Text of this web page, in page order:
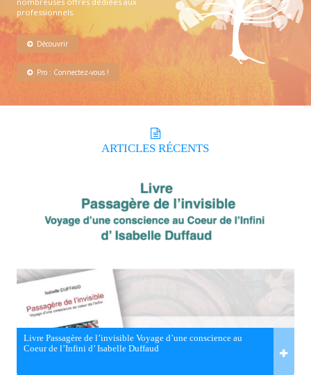
professionnels.
Découvrir
Pro : Connectez-vous !
ARTICLES RÉCENTS
Livre Passagère de l’invisible Voyage d’une conscience au
Coeur de l’Infini d’ Isabelle Duffaud